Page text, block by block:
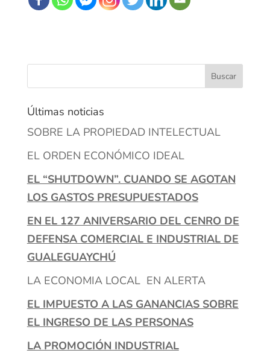
Últimas noticias
SOBRE LA PROPIEDAD INTELECTUAL
EL ORDEN ECONÓMICO IDEAL
EL “SHUTDOWN”. CUANDO SE AGOTAN
LOS GASTOS PRESUPUESTADOS
EN EL 127 ANIVERSARIO DEL CENRO DE
DEFENSA COMERCIAL E INDUSTRIAL DE
GUALEGUAYCHÚ
LA ECONOMIA LOCAL EN ALERTA
EL IMPUESTO A LAS GANANCIAS SOBRE
EL INGRESO DE LAS PERSONAS
LA PROMOCIÓN INDUSTRIAL